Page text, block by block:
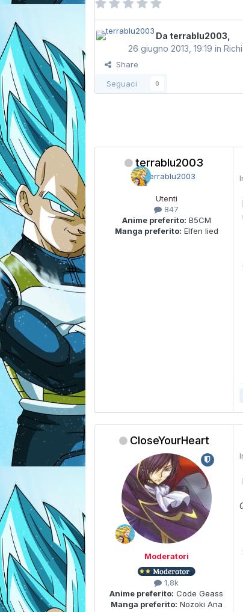
Da terrablu2003
26 giugno 2013, 19:19 in
Share
Seguaci
0
terrablu2003
Utenti
847
Anime preferito: B5CM
Manga preferito: Elfen lied
CloseYourHeart
Moderatori
1,8k
Anime preferito: Code Geass
Manga preferito: Nozoki Ana